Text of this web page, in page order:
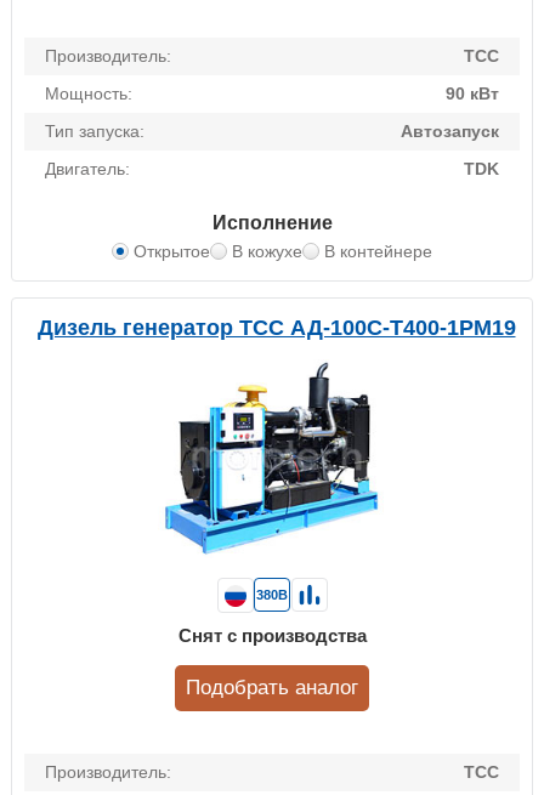
Производитель:
ТСС
Мощность:
90 кВт
Тип запуска:
Автозапуск
Двигатель:
TDK
Исполнение
Открытое В кожухе В контейнере
Дизель генератор ТСС АД-100С-Т400-1РМ19
Производитель:
ТСС
380В
Снят с производства
Подобрать аналог